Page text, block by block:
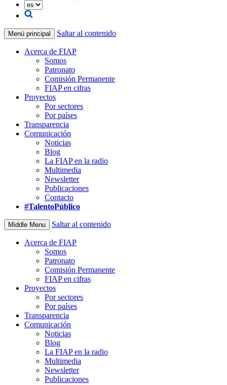
Menú principal Saltar al contenido
Acerca de FIAP
Somos
Patronato
Comisión Permanente
FIAP en cifras
Proyectos
Por sectores
Por países
Transparencia
Comunicación
Noticias
Blog
La FIAP en la radio
Multimedia
Newsletter
Publicaciones
Contacto
#TalentoPúblico
Middle Menu Saltar al contenido
Acerca de FIAP
Somos
Patronato
Comisión Permanente
FIAP en cifras
Proyectos
Por sectores
Por países
Transparencia
Comunicación
Noticias
Blog
La FIAP en la radio
Multimedia
Newsletter
Publicaciones